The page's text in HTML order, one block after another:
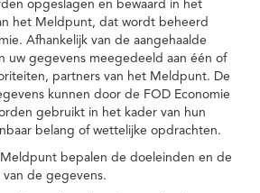
opgeslagen en bewaard in het
het Meldpunt, dat wordt beheerd
Afhankelijk van de aangehaalde
uw gegevens meegedeeld aan één of
partners van het Meldpunt. De
kunnen door de FOD Economie
gebruikt in het kader van hun
belang of wettelijke opdrachten.
bepalen de doeleinden en de
van de gegevens.